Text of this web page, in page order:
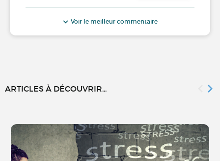
Voir le meilleur commentaire
ARTICLES À DÉCOUVRIR...